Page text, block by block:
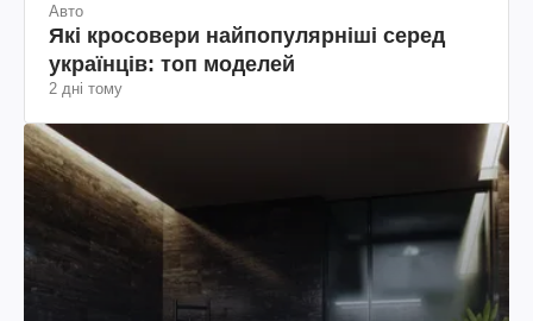
Авто
Які кросовери найпопулярніші серед
українців: топ моделей
2 дні тому